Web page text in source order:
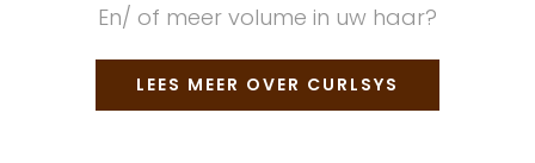
En/ of meer volume in uw haar?
LEES MEER OVER CURLSYS